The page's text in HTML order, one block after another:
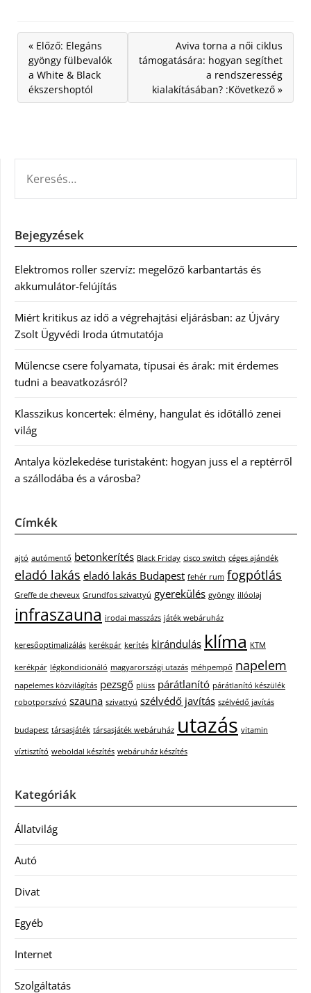
« Előző: Elegáns
gyöngy fülbevalók
a White & Black
ékszershoptól
Aviva torna a női ciklus
támogatására: hogyan segíthet
a rendszeresség
kialakításában? :Következő »
Bejegyzések
Elektromos roller szervíz: megelőző karbantartás és
akkumulátor-felújítás
Miért kritikus az idő a végrehajtási eljárásban: az Újváry
Zsolt Ügyvédi Iroda útmutatója
Műlencse csere folyamata, típusai és árak: mit érdemes
tudni a beavatkozásról?
Klasszikus koncertek: élmény, hangulat és időtálló zenei
világ
Antalya közlekedése turistaként: hogyan juss el a reptérről
a szállodába és a városba?
Címkék
ajtó autómentő betonkerítés Black Friday cisco switch céges ajándék
eladó lakás eladó lakás Budapest fehér rum fogpótlás
Greffe de cheveux Grundfos szivattyú gyerekülés gyöngy illóolaj
infraszauna irodai masszázs játék webáruház
keresőoptimalizálás kerékpár kerítés kirándulás klíma KTM
kerékpár légkondicionáló magyarországi utazás méhpempő napelem
napelemes közvilágítás pezsgő plüss párátlanító párátlanító készülék
robotporszívó szauna szivattyú szélvédő javítás szélvédő javítás
budapest társasjáték társasjáték webáruház utazás vitamin
víztisztító weboldal készítés webáruház készítés
Kategóriák
Állatvilág
Autó
Divat
Egyéb
Internet
Szolgáltatás